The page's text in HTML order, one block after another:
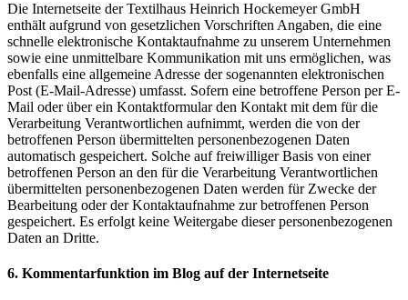
Die Internetseite der Textilhaus Heinrich Hockemeyer GmbH
enthält aufgrund von gesetzlichen Vorschriften Angaben, die eine
schnelle elektronische Kontaktaufnahme zu unserem Unternehmen
sowie eine unmittelbare Kommunikation mit uns ermöglichen, was
ebenfalls eine allgemeine Adresse der sogenannten elektronischen
Post (E-Mail-Adresse) umfasst. Sofern eine betroffene Person per E-
Mail oder über ein Kontaktformular den Kontakt mit dem für die
Verarbeitung Verantwortlichen aufnimmt, werden die von der
betroffenen Person übermittelten personenbezogenen Daten
automatisch gespeichert. Solche auf freiwilliger Basis von einer
betroffenen Person an den für die Verarbeitung Verantwortlichen
übermittelten personenbezogenen Daten werden für Zwecke der
Bearbeitung oder der Kontaktaufnahme zur betroffenen Person
gespeichert. Es erfolgt keine Weitergabe dieser personenbezogenen
Daten an Dritte.
6. Kommentarfunktion im Blog auf der Internetseite